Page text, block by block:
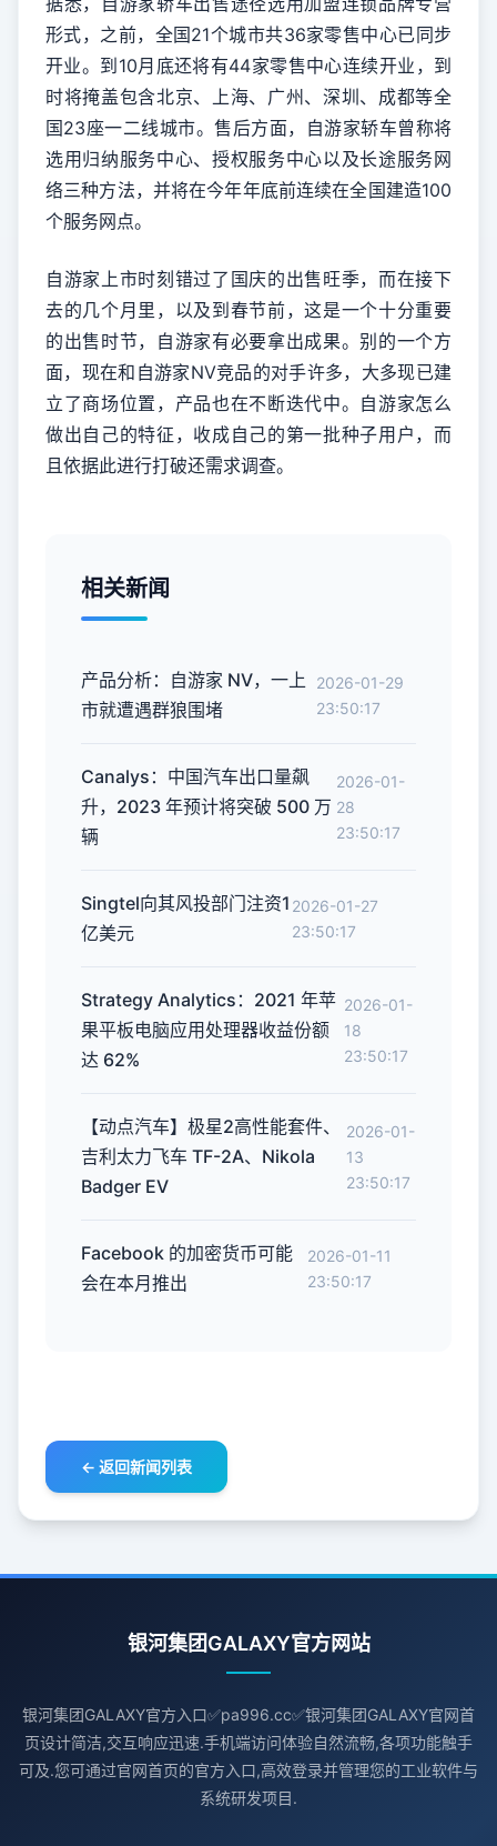
形式，之前，全国21个城市共36家零售中心已同步
开业。到10月底还将有44家零售中心连续开业，到
时将掩盖包含北京、上海、广州、深圳、成都等全
国23座一二线城市。售后方面，自游家轿车曾称将
选用归纳服务中心、授权服务中心以及长途服务网
络三种方法，并将在今年年底前连续在全国建造100
个服务网点。
自游家上市时刻错过了国庆的出售旺季，而在接下
去的几个月里，以及到春节前，这是一个十分重要
的出售时节，自游家有必要拿出成果。别的一个方
面，现在和自游家NV竞品的对手许多，大多现已建
立了商场位置，产品也在不断迭代中。自游家怎么
做出自己的特征，收成自己的第一批种子用户，而
且依据此进行打破还需求调查。
相关新闻
产品分析：自游家 NV，一上
市就遭遇群狼围堵
2026-01-29
23:50:17
Canalys：中国汽车出口量飙
升，2023 年预计将突破 500 万
辆
2026-01-
28
23:50:17
Singtel向其风投部门注资1
亿美元
2026-01-27
23:50:17
Strategy Analytics：2021 年苹
果平板电脑应用处理器收益份额
达 62%
2026-01-
18
23:50:17
【动点汽车】极星2高性能套件、
吉利太力飞车 TF-2A、Nikola
Badger EV
2026-01-
13
23:50:17
Facebook 的加密货币可能
会在本月推出
2026-01-11
23:50:17
← 返回新闻列表
银河集团GALAXY官方网站
银河集团GALAXY官方入口✅pa996.cc✅银河集团GALAXY官网首
页设计简洁,交互响应迅速.手机端访问体验自然流畅,各项功能触手
可及.您可通过官网首页的官方入口,高效登录并管理您的工业软件与
系统研发项目.